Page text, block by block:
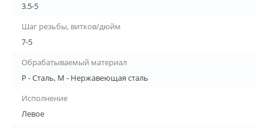
3.5-5
Шаг резьбы, витков/дюйм
7-5
Обрабатываемый материал
P - Сталь, M - Нержавеющая сталь
Исполнение
Левое